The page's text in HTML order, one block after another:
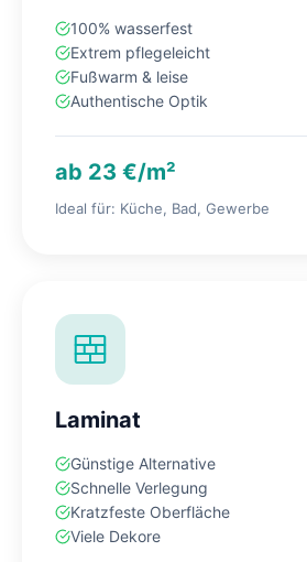
100% wasserfest
Extrem pflegeleicht
Fußwarm & leise
Authentische Optik
ab 23 €/m²
Ideal für: Küche, Bad, Gewerbe
Laminat
Günstige Alternative
Schnelle Verlegung
Kratzfeste Oberfläche
Viele Dekore